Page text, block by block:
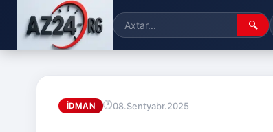
🔍
İDMAN 08.Sentyabr.2025